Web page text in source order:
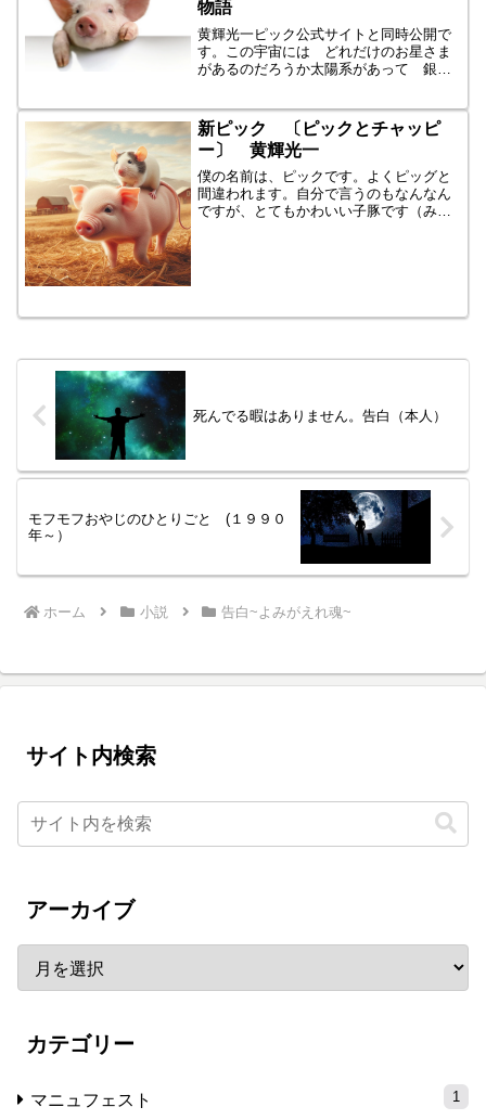
物語
黄輝光一ピック公式サイトと同時公開で
す。この宇宙には どれだけのお星さま
があるのだろうか太陽系があって 銀河
なる大銀河があるその数は、無限大∞そ
して、そこには必ず、生命...
新ピック 〔ピックとチャッピ
ー〕 黄輝光一
僕の名前は、ピックです。よくピッグと
間違われます。自分で言うのもなんなん
ですが、とてもかわいい子豚です（みん
死んでる暇はありません。告白（本人）
モフモフおやじのひとりごと (１９９０
年～）
ホーム 小説 告白~よみがえれ魂~
サイト内検索
アーカイブ
カテゴリー
マニュフェスト 1